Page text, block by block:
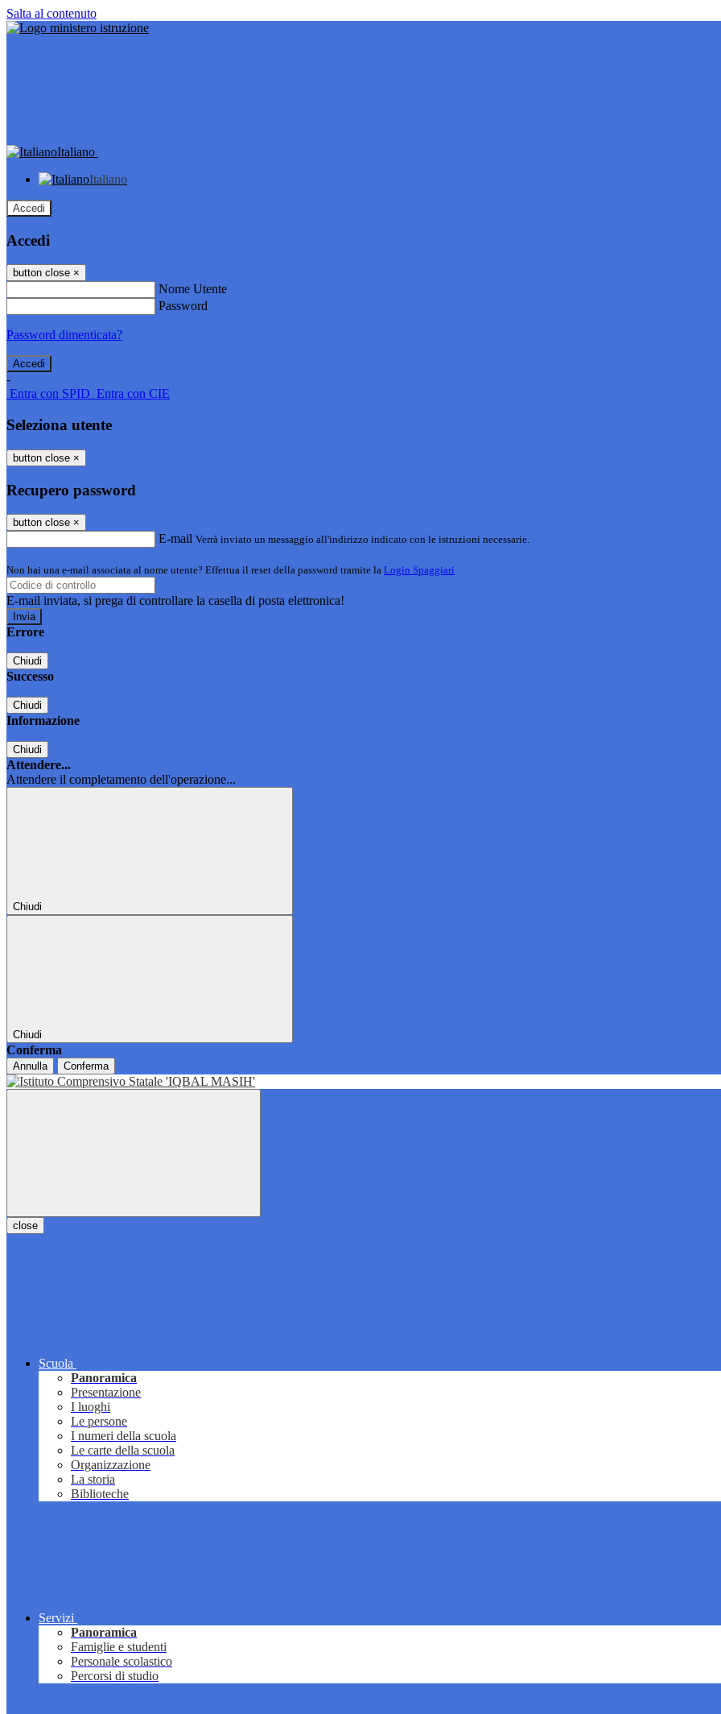
Salta al contenuto
Italiano
Italiano
Accedi
Accedi
button close ×
Nome Utente
Password
Password dimenticata?
-
Entra con SPID Entra con CIE
Seleziona utente
button close ×
Recupero password
button close ×
E-mail Verrà inviato un messaggio all'indirizzo indicato con le istruzioni necessarie.
Non hai una e-mail associata al nome utente? Effettua il reset della password tramite la Login Spaggiari
E-mail inviata, si prega di controllare la casella di posta elettronica!
Errore
Chiudi
Successo
Chiudi
Informazione
Chiudi
Attendere...
Attendere il completamento dell'operazione...
Chiudi
Chiudi
Conferma
Annulla Conferma
close
Scuola
Panoramica
Presentazione
I luoghi
Le persone
I numeri della scuola
Le carte della scuola
Organizzazione
La storia
Biblioteche
Servizi
Panoramica
Famiglie e studenti
Personale scolastico
Percorsi di studio